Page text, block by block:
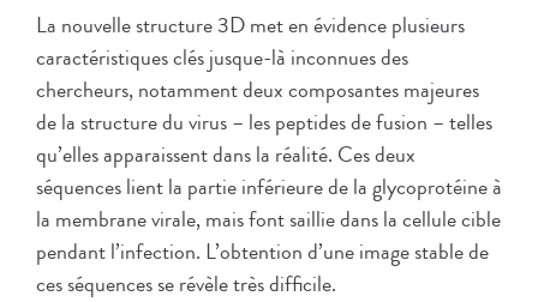
La nouvelle structure 3D met en évidence plusieurs
caractéristiques clés jusque-là inconnues des
chercheurs, notamment deux composantes majeures
de la structure du virus – les peptides de fusion – telles
qu’elles apparaissent dans la réalité. Ces deux
séquences lient la partie inférieure de la glycoprotéine à
la membrane virale, mais font saillie dans la cellule cible
pendant l’infection. L’obtention d’une image stable de
ces séquences se révèle très difficile.